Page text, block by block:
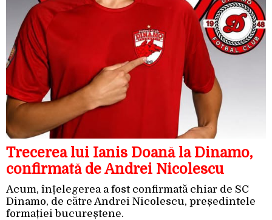
Trecerea lui Ianis Doană la Dinamo,
confirmată de Andrei Nicolescu
Acum, înțelegerea a fost confirmată chiar de SC
Dinamo, de către Andrei Nicolescu, președintele
formației bucureștene.